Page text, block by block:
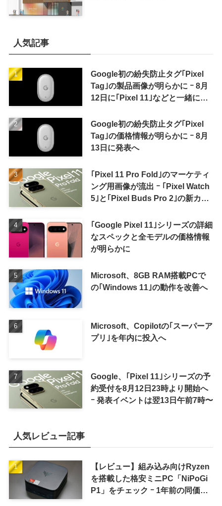
人気記事
Google初の紛失防止タグ｢Pixel
Tag｣の製品画像が明らかに ｰ 8月
12日に｢Pixel 11｣などと一緒に発
Google初の紛失防止タグ｢Pixel
Tag｣の価格情報が明らかに ｰ 8月
13日に発表へ
｢Pixel 11 Pro Fold｣のマーケティ
ング用画像が流出 ｰ ｢Pixel Watch
5｣と｢Pixel Buds Pro 2｣の新カラ
｢Google Pixel 11｣シリーズの詳細
なスペックと全モデルの価格情報
が明らかに
Microsoft、8GB RAM搭載PCで
の｢Windows 11｣の動作を改善へ
Microsoft、Copilotの｢スーパーア
プリ｣を年内に投入へ
Google、｢Pixel 11｣シリーズの予
約受付を8月12日23時より開始へ
ｰ 発表イベントは翌13日午前7時〜
人気レビュー記事
【レビュー】組み込み向けRyzen
を搭載した格安ミニPC「NiPoGi
P1」をチェック ｰ 1年前の同価格